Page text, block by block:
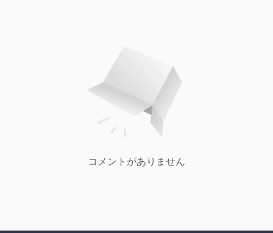
コメントがありません